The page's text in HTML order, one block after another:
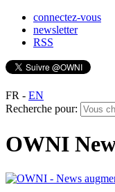
connectez-vous
newsletter
RSS
FR - EN
Recherche pour:
OWNI